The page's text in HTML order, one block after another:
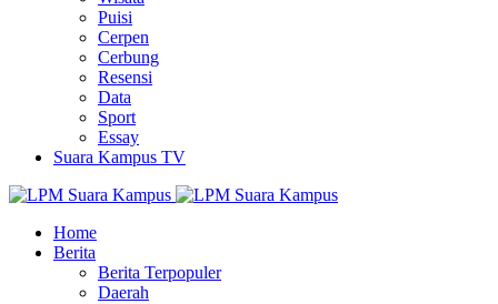
Puisi
Cerpen
Cerbung
Resensi
Data
Sport
Essay
Suara Kampus TV
Home
Berita
Berita Terpopuler
Daerah